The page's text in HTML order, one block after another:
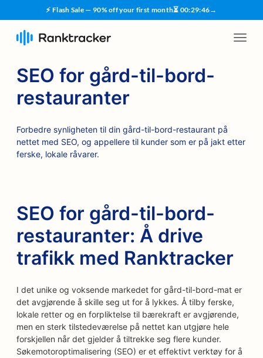
⚡ Flash Sale — 90% off your first month⏳ 00:29:45→
SEO for gård-til-bord-
restauranter
Forbedre synligheten til din gård-til-bord-restaurant på
nettet med SEO, og appellere til kunder som er på jakt etter
ferske, lokale råvarer.
SEO for gård-til-bord-
restauranter: Å drive
trafikk med Ranktracker
I det unike og voksende markedet for gård-til-bord-mat er
det avgjørende å skille seg ut for å lykkes. Å tilby ferske,
lokale retter og en forpliktelse til bærekraft er avgjørende,
men en sterk tilstedeværelse på nettet kan utgjøre hele
forskjellen når det gjelder å tiltrekke seg flere kunder.
Søkemotoroptimalisering (SEO) er et effektivt verktøy for å